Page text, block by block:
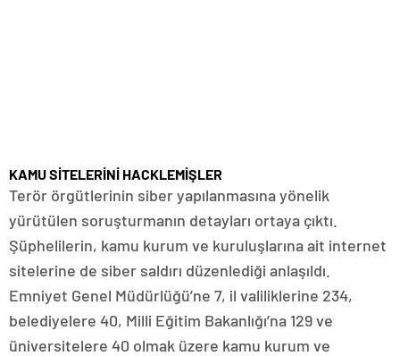
KAMU SİTELERİNİ HACKLEMİŞLER
Terör örgütlerinin siber yapılanmasına yönelik
yürütülen soruşturmanın detayları ortaya çıktı.
Şüphelilerin, kamu kurum ve kuruluşlarına ait internet
sitelerine de siber saldırı düzenlediği anlaşıldı.
Emniyet Genel Müdürlüğü’ne 7, il valiliklerine 234,
belediyelere 40, Milli Eğitim Bakanlığı’na 129 ve
üniversitelere 40 olmak üzere kamu kurum ve